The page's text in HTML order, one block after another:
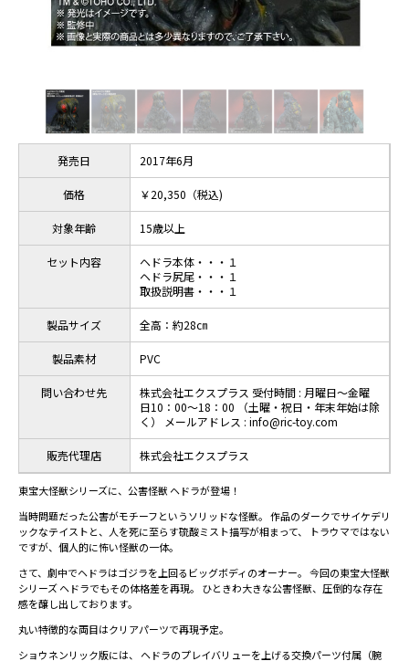
発売日 2017年6月
価格 ￥20,350（税込)
対象年齢 15歳以上
セット内容
ヘドラ本体・・・１
ヘドラ尻尾・・・１
取扱説明書・・・１
製品サイズ 全高：約28㎝
製品素材 PVC
問い合わせ先
株式会社エクスプラス 受付時間 : 月曜日～金曜
日10：00～18：00 （土曜・祝日・年末年始は除
く） メールアドレス : info@ric-toy.com
販売代理店 株式会社エクスプラス
東宝大怪獣シリーズに、公害怪獣 ヘドラが登場！
当時問題だった公害がモチーフというソリッドな怪獣。 作品のダークでサイケデリ
ックなテイストと、人を死に至らす硫酸ミスト描写が相まって、 トラウマではない
ですが、個人的に怖い怪獣の一体。
さて、劇中でヘドラはゴジラを上回るビッグボディのオーナー。 今回の東宝大怪獣
シリーズ ヘドラでもその体格差を再現。 ひときわ大きな公害怪獣、圧倒的な存在
感を醸し出しております。
丸い特徴的な両目はクリアパーツで再現予定。
ショウネンリック版には、 ヘドラのプレイバリューを上げる交換パーツ付属（腕